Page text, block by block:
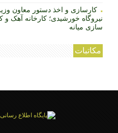
کارسازی و اخذ دستور معاون
نیروگاه خورشیدی؛ کارخانه آهک
سازی میانه
مکاتبات